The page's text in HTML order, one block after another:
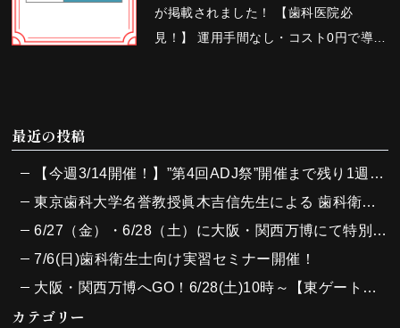
が掲載されました！ 【歯科医院必
見！】 運用手間なし・コスト0円で導入
最近の投稿
【今週3/14開催！】”第4回ADJ祭”開催まで残り1週間となりました！
東京歯科大学名誉教授眞木吉信先生による 歯科衛生士向け実習セミナーを7/6（日）に開催しました！
6/27（金）・6/28（土）に大阪・関西万博にて特別イベントを開催し、大変多くの方々にご参加いただきました！
7/6(日)歯科衛生士向け実習セミナー開催！
大阪・関西万博へGO！6/28(土)10時～【東ゲート入ってすぐ】大阪ヘルスケアパビリオンにて主催のJ-SupportとADJが強力タッグで特別な1日を届けます！
カテゴリー